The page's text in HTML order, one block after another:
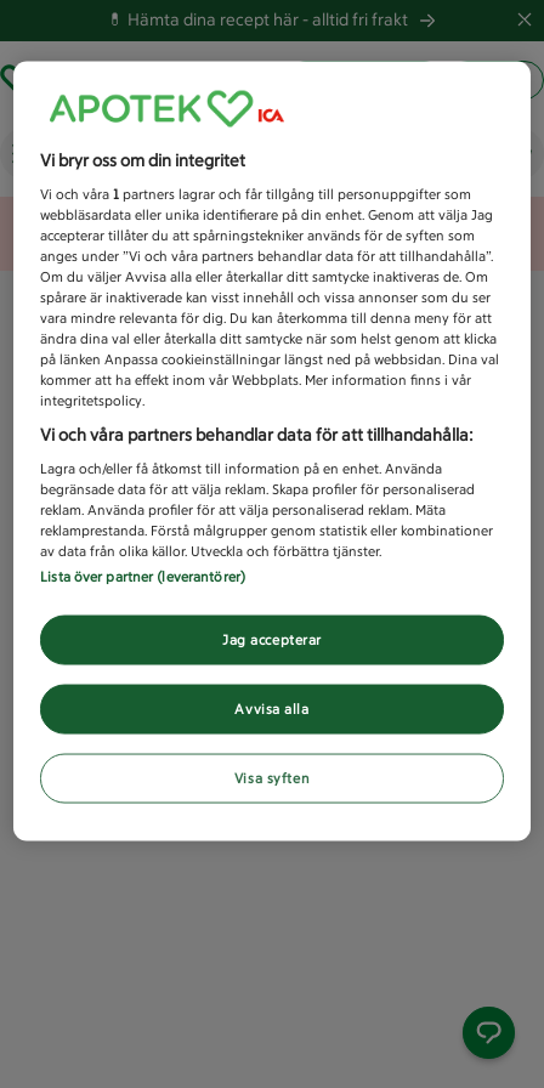
💊 Hämta dina recept här -alltid fri frakt
Vad letar du efter idag?
Unknown error
Vi bryr oss om din integritet
Vi och våra1 partners lagrar och får tillgång till personuppgifter som
webbläsardata eller unika identifierare på din enhet. Genom att välja Jag
accepterar tillåter du att spårningstekniker används för de syften som
anges under ”Vi och våra partners behandlar data för att tillhandahålla”.
Om du väljer Avvisa alla eller återkallar ditt samtycke inaktiveras de. Om
spårare är inaktiverade kan visst innehåll och vissa annonser som du ser
vara mindre relevanta för dig. Du kan återkomma till denna meny för att
ändra dina val eller återkalla ditt samtycke när som helst genom att klicka
på länken Anpassa cookieinställningar längst ned på webbsidan. Dina val
kommer att ha effekt inom vår Webbplats. Mer information finns i vår
integritetspolicy.
Vi och våra partners behandlar data för att tillhandahålla:
Lagra och/eller få åtkomst till information på en enhet. Använda
begränsade data för att välja reklam. Skapa profiler för personaliserad
reklam. Använda profiler för att välja personaliserad reklam. Mäta
reklamprestanda. Förstå målgrupper genom statistik eller kombinationer
av data från olika källor. Utveckla och förbättra tjänster.
Lista över partner (leverantörer)
Avvisa alla
Jag accepterar
Visa syften